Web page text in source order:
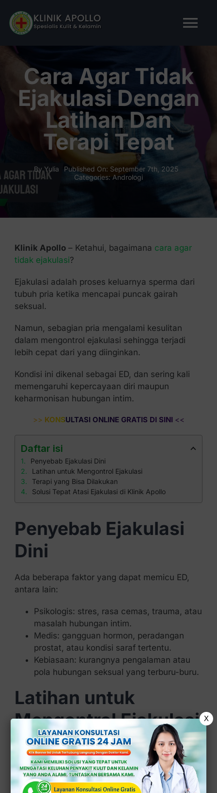
content
BERANDA
TENTANG KAMI
LAYANAN KAMI
Tanya Apollo
Cara Agar Tidak
Ejakulasi Dengan
Latihan Dan
Terapi Tepat
ByYulia
Published On: September 7th, 2025
Categories: Andrologi
Klinik Apollo– Ketahui, bagaimana cara agar
tidak ejakulasi?
Ejakulasi adalah proses keluarnya sperma dari
tubuh pria ketika mencapai puncak gairah
seksual.
Namun, sebagian pria mengalami kesulitan
dalam mengontrol ejakulasi sehingga terjadi
lebih cepat dari yang diinginkan.
Kondisi ini dikenal sebagai ED, dan sering kali
memengaruhi kepercayaan diri maupun
keharmonisan hubungan intim.
>> KONSULTASI ONLINE GRATIS DI SINI <<
Daftar isi
Penyebab Ejakulasi Dini
Latihan untuk Mengontrol Ejakulasi
Terapi yang Bisa Dilakukan
Solusi Tepat Atasi Ejakulasi di Klinik Apollo
Penyebab Ejakulasi
Dini
Ada beberapa faktor yang dapat memicu ED,
antara lain:
Psikologis: stres, rasa cemas, trauma, atau
masalah hubungan intim.
Medis: gangguan hormon, peradangan
prostat, atau kondisi saraf tertentu.
Kebiasaan: kurangnya pengalaman atau
pola hubungan seksual yang terburu-buru.
Latihan untuk
Mengontrol Ejakulasi
Beberapa latihan berikut terbukti dapat
membantu pria melatih kontrol seksual:
1. Latihan Kegel
X